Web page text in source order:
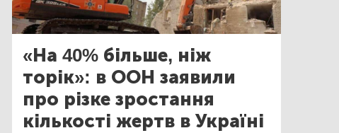
«На 40% більше, ніж
торік»: в ООН заявили
про різке зростання
кількості жертв в Україні